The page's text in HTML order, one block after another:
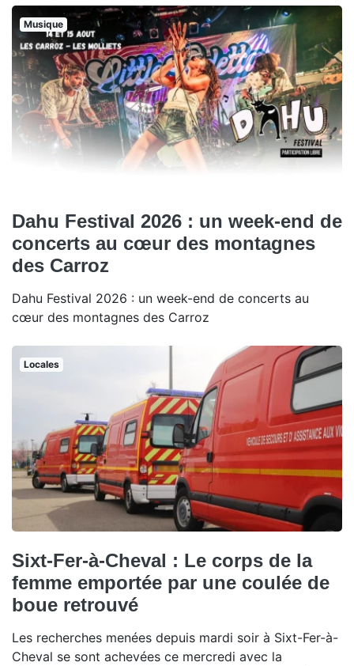
Musique
Dahu Festival 2026 : un week-end de
concerts au cœur des montagnes
des Carroz
Dahu Festival 2026 : un week-end de concerts au
cœur des montagnes des Carroz
Locales
Sixt-Fer-à-Cheval : Le corps de la
femme emportée par une coulée de
boue retrouvé
Les recherches menées depuis mardi soir à Sixt-Fer-à-
Cheval se sont achevées ce mercredi avec la